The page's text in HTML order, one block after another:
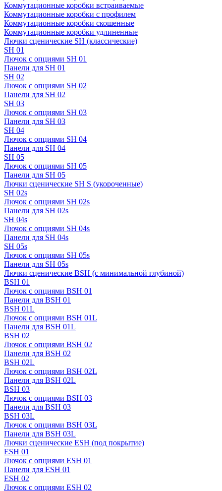
Коммутационные коробки встраиваемые
Коммутационные коробки с профилем
Коммутационные коробки скошенные
Коммутационные коробки удлиненные
Лючки сценические SH (классические)
SH 01
Лючок с опциями SH 01
Панели для SH 01
SH 02
Лючок с опциями SH 02
Панели для SH 02
SH 03
Лючок с опциями SH 03
Панели для SH 03
SH 04
Лючок с опциями SH 04
Панели для SH 04
SH 05
Лючок с опциями SH 05
Панели для SH 05
Лючки сценические SH S (укороченные)
SH 02s
Лючок с опциями SH 02s
Панели для SH 02s
SH 04s
Лючок с опциями SH 04s
Панели для SH 04s
SH 05s
Лючок с опциями SH 05s
Панели для SH 05s
Лючки сценические BSH (с минимальной глубиной)
BSH 01
Лючок с опциями BSH 01
Панели для BSH 01
BSH 01L
Лючок с опциями BSH 01L
Панели для BSH 01L
BSH 02
Лючок с опциями BSH 02
Панели для BSH 02
BSH 02L
Лючок с опциями BSH 02L
Панели для BSH 02L
BSH 03
Лючок с опциями BSH 03
Панели для BSH 03
BSH 03L
Лючок с опциями BSH 03L
Панели для BSH 03L
Лючки сценические ESH (под покрытие)
ESH 01
Лючок с опциями ESH 01
Панели для ESH 01
ESH 02
Лючок с опциями ESH 02